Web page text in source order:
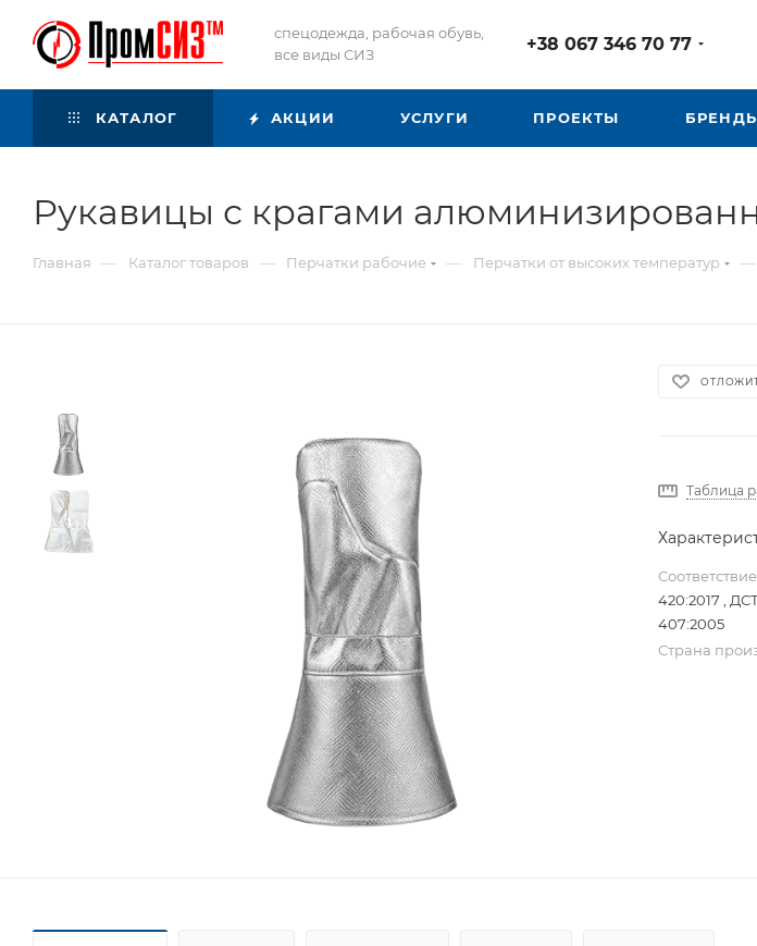
спецодежда, рабочая обувь,
все виды СИЗ
+38 067 346 70 77
КАТАЛОГ АКЦИИ УСЛУГИ ПРОЕКТЫ
Рукавицы с крагами
Главная — Каталог товаров — Перчатки рабочие — Перчатки от высоких температур —
Таблица
420:2017 ,
407:2005
Страна